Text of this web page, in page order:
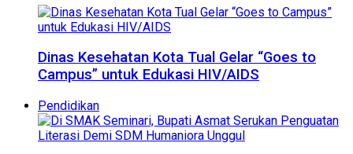
Dinas Kesehatan Kota Tual Gelar “Goes to
Campus” untuk Edukasi HIV/AIDS
Pendidikan